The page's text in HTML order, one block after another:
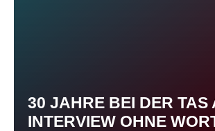
30 JAHRE BEI DER TAS
INTERVIEW OHNE